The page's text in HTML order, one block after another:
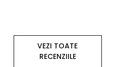
VEZI TOATE
RECENZIILE